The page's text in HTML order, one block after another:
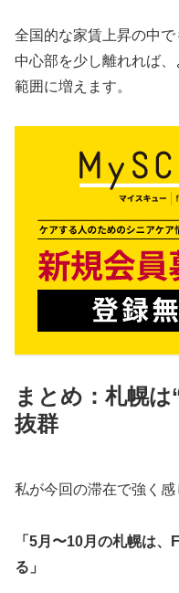
全国的な家賃上昇の中で
中心部を少し離れれば
範囲に増えます。
まとめ：札幌
抜群
私が今回の滞在で強く感
「5月〜10月の札幌は
る」